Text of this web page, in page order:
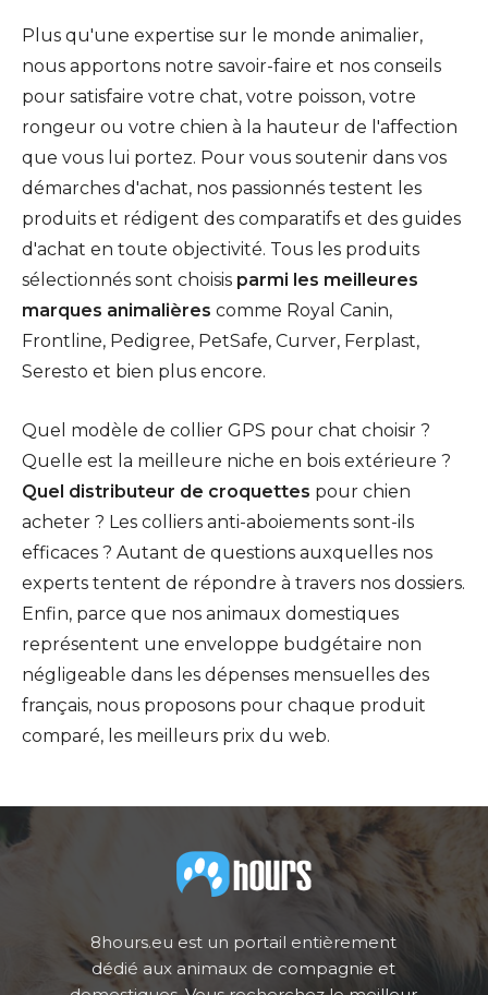
Plus qu'une expertise sur le monde animalier,
nous apportons notre savoir-faire et nos conseils
pour satisfaire votre chat, votre poisson, votre
rongeur ou votre chien à la hauteur de l'affection
que vous lui portez. Pour vous soutenir dans vos
démarches d'achat, nos passionnés testent les
produits et rédigent des comparatifs et des guides
d'achat en toute objectivité. Tous les produits
sélectionnés sont choisis parmi les meilleures
marques animalières comme Royal Canin,
Frontline, Pedigree, PetSafe, Curver, Ferplast,
Seresto et bien plus encore.
Quel modèle de collier GPS pour chat choisir ?
Quelle est la meilleure niche en bois extérieure ?
Quel distributeur de croquettes pour chien
acheter ? Les colliers anti-aboiements sont-ils
efficaces ? Autant de questions auxquelles nos
experts tentent de répondre à travers nos dossiers.
Enfin, parce que nos animaux domestiques
représentent une enveloppe budgétaire non
négligeable dans les dépenses mensuelles des
français, nous proposons pour chaque produit
comparé, les meilleurs prix du web.
8hours.eu est un portail entièrement
dédié aux animaux de compagnie et